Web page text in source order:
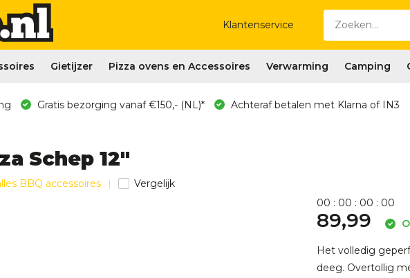
Klantenservice
Gietijzer Pizza ovens en Accessoires Verwarming Camping
Gratis bezorging vanaf €150,- (NL)* Achteraf betalen met Klarna of IN3
Schep 12"
BBQ accessoires Vergelijk
00 : 00 : 00 : 00
89,99
Het volledig
deeg. Overtollig